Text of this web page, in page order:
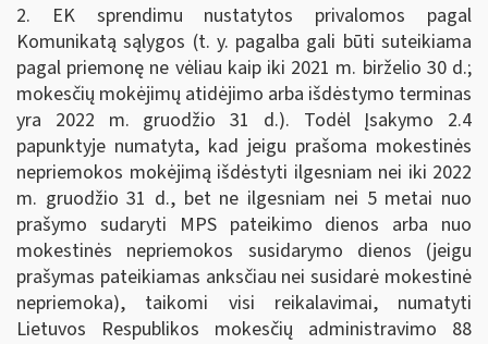
2. EK sprendimu nustatytos privalomos pagal
Komunikatą sąlygos (t. y. pagalba gali būti suteikiama
pagal priemonę ne vėliau kaip iki 2021 m. birželio 30 d.;
mokesčių mokėjimų atidėjimo arba išdėstymo terminas
yra 2022 m. gruodžio 31 d.). Todėl Įsakymo 2.4
papunktyje numatyta, kad jeigu prašoma mokestinės
nepriemokos mokėjimą išdėstyti ilgesniam nei iki 2022
m. gruodžio 31 d., bet ne ilgesniam nei 5 metai nuo
prašymo sudaryti MPS pateikimo dienos arba nuo
mokestinės nepriemokos susidarymo dienos (jeigu
prašymas pateikiamas anksčiau nei susidarė mokestinė
nepriemoka), taikomi visi reikalavimai, numatyti
Lietuvos Respublikos mokesčių administravimo 88